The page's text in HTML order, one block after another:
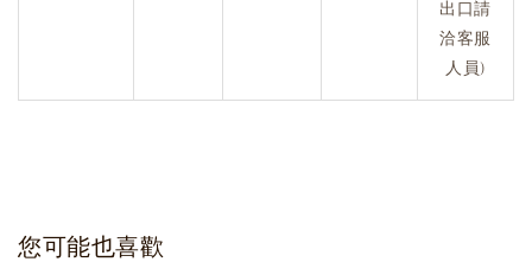
出口請
洽客服
人員)
您可能也喜歡